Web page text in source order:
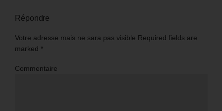
Répondre
Votre adresse mais ne sara pas visible Required fields are
marked *
Commentaire